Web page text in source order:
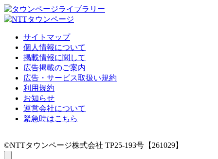
サイトマップ
個人情報について
掲載情報に関して
広告掲載のご案内
広告・サービス取扱い規約
利用規約
お知らせ
運営会社について
緊急時はこちら
©NTTタウンページ株式会社 TP25-193号【261029】